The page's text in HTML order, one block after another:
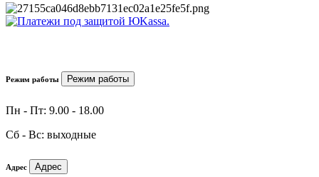
Режим работы Режим работы
Пн - Пт: 9.00 - 18.00
Сб - Вс: выходные
Адрес Адрес